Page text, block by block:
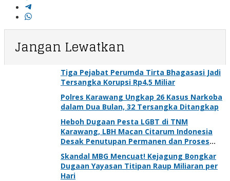
Jangan Lewatkan
Tiga Pejabat Perumda Tirta Bhagasasi Jadi
Tersangka Korupsi Rp4,5 Miliar
Polres Karawang Ungkap 26 Kasus Narkoba
dalam Dua Bulan, 32 Tersangka Ditangkap
Heboh Dugaan Pesta LGBT di TNM
Karawang, LBH Macan Citarum Indonesia
Desak Penutupan Permanen dan Proses
Hukum
Skandal MBG Mencuat! Kejagung Bongkar
Dugaan Yayasan Titipan Raup Miliaran per
Hari